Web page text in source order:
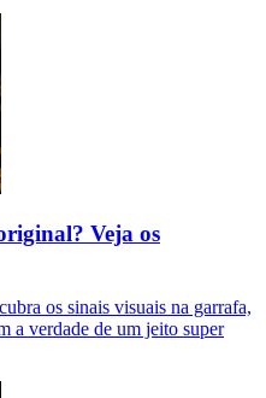
Veja os
os sinais visuais na garrafa,
a verdade de um jeito super